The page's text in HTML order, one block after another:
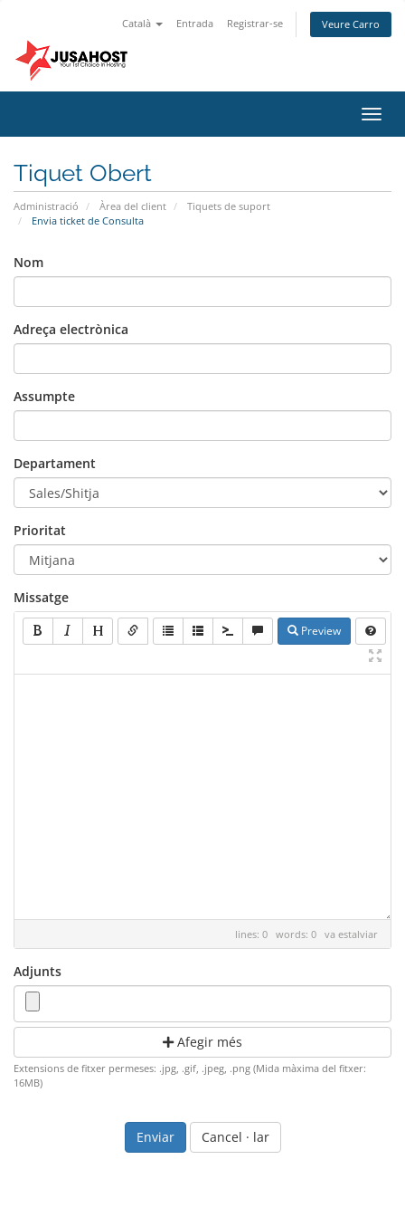
Català Entrada Registrar-se Veure Carro
la
Tiquet Obert
Administració Àrea del client
Tiquets de suport
Envia ticket de Consulta
Nom
Adreça electrònica
Assumpte
Departament
Prioritat
Missatge
Preview
lines: 0 words: 0 va estalviar
Adjunts
Afegir més
Extensions de fitxer permeses: .jpg, .gif, .jpeg, .png (Mida màxima del fitxer:
16MB)
Cancel · lar